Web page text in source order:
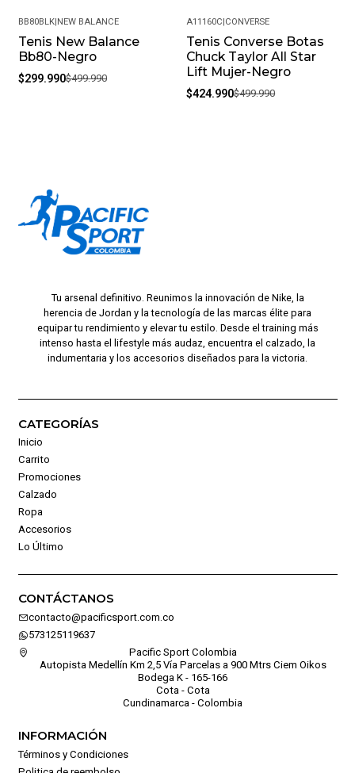
-40%
BB80BLK|NEW BALANCE
Tenis New Balance
Bb80-Negro
$299.990$499.990
-15%
A11160C|CONVERSE
Tenis Converse Botas
Chuck Taylor All Star
Lift Mujer-Negro
$424.990$499.990
Tu arsenal definitivo. Reunimos la innovación de Nike, la
herencia de Jordan y la tecnología de las marcas élite para
equipar tu rendimiento y elevar tu estilo. Desde el training más
intenso hasta el lifestyle más audaz, encuentra el calzado, la
indumentaria y los accesorios diseñados para la victoria.
CATEGORÍAS
Inicio
Carrito
Promociones
Calzado
Ropa
Accesorios
Lo Último
CONTÁCTANOS
contacto@pacificsport.com.co
573125119637
Pacific Sport Colombia
Autopista Medellín Km 2,5 Vía Parcelas a 900 Mtrs Ciem Oikos
Bodega K - 165-166
Cota - Cota
Cundinamarca - Colombia
INFORMACIÓN
Términos y Condiciones